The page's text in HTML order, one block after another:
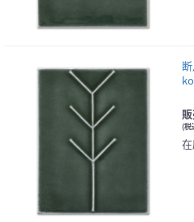
(税
在